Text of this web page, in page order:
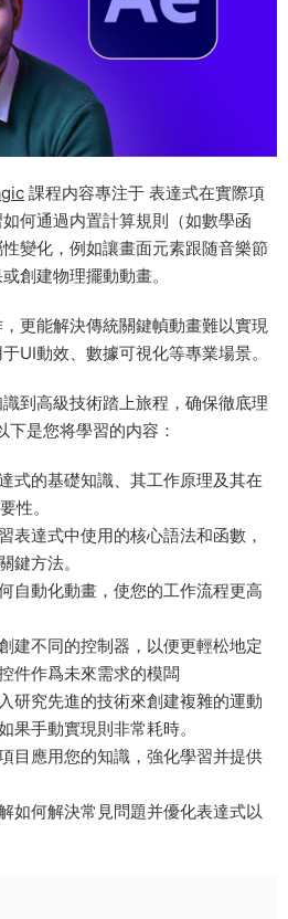
課程内容專注于 ​表達式在實際項
何通過内置計算規則（如數學函
變化，例如讓畫面元素跟随音樂節
創建物理擺動動畫。
更能解決傳統關鍵幀動畫難以實現
UI動效、數據可視化等專業場景。
到高級技術踏上旅程，确保徹底理
是您将學習的内容：
式的基礎知識、其工作原理及其在
性。
表達式中使用的核心語法和函數，
鍵方法。
自動化動畫，使您的工作流程更高
建不同的控制器，以便更輕松地定
件作爲未來需求的模闆
研究先進的技術來創建複雜的運動
果手動實現則非常耗時。
目應用您的知識，強化學習并提供
如何解決常見問題并優化表達式以